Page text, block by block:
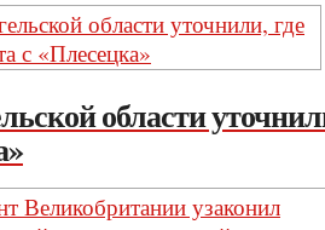
области